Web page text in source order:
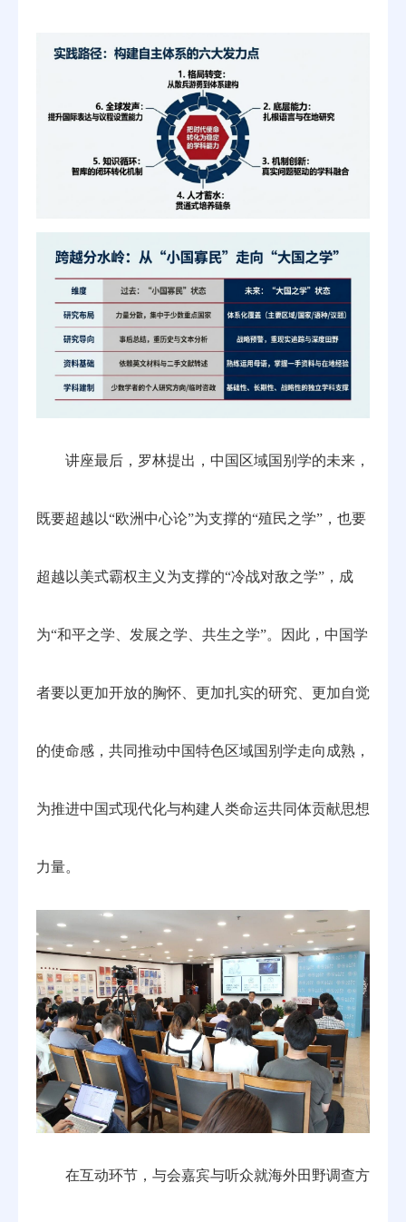
讲座最后，罗林提出，中国区域国别学的未来，
既要超越以“欧洲中心论”为支撑的“殖民之学”，也要
超越以美式霸权主义为支撑的“冷战对敌之学”，成
为“和平之学、发展之学、共生之学”。因此，中国学
者要以更加开放的胸怀、更加扎实的研究、更加自觉
的使命感，共同推动中国特色区域国别学走向成熟，
为推进中国式现代化与构建人类命运共同体贡献思想
力量。
在互动环节，与会嘉宾与听众就海外田野调查方